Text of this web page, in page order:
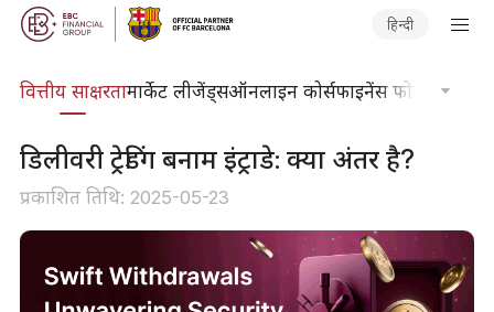
हिन्दी
वित्तीय साक्षरतामार्केट लीजेंड्सऑनलाइन कोर्सफाइनेंस फोकस
डिलीवरी ट्रेडिंग बनाम इंट्राडे: क्या अंतर है?
प्रकाशित तिथि: 2025-05-23